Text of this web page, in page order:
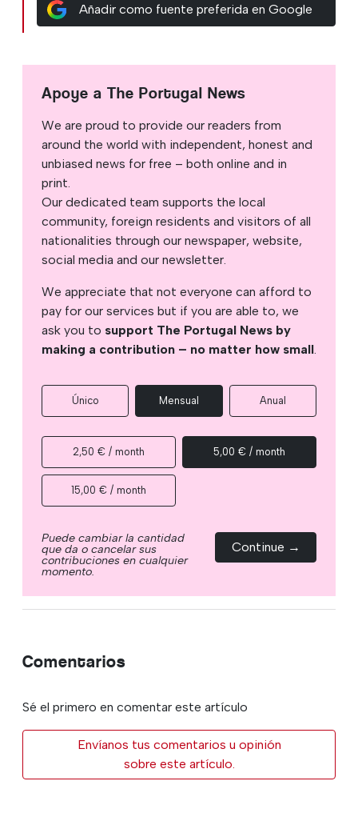
Añadir como fuente preferida en Google
Apoye a The Portugal News
We are proud to provide our readers from
around the world with independent, honest and
unbiased news for free – both online and in
print.
Our dedicated team supports the local
community, foreign residents and visitors of all
nationalities through our newspaper, website,
social media and our newsletter.
We appreciate that not everyone can afford to
pay for our services but if you are able to, we
ask you to support The Portugal News by
making a contribution – no matter how small.
Único Mensual Anual
2,50 € / month 5,00 € / month
15,00 € / month
Puede cambiar la cantidad
que da o cancelar sus
contribuciones en cualquier
momento.
Continue →
Comentarios
Sé el primero en comentar este artículo
Envíanos tus comentarios u opinión
sobre este artículo.